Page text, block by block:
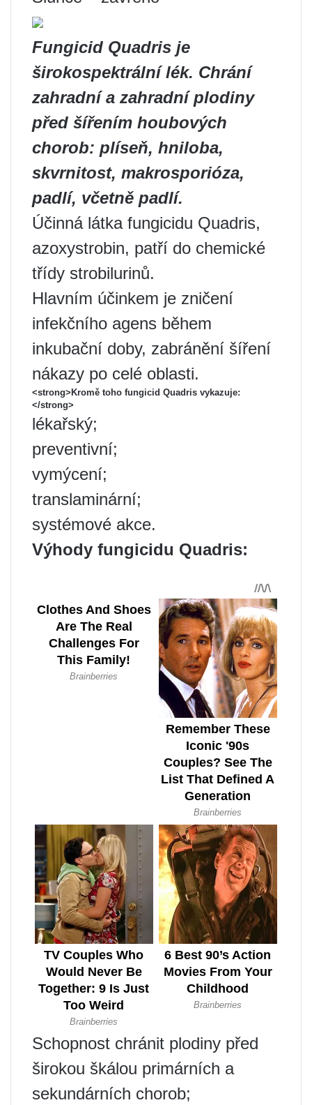
Fungicid Quadris je
širokospektrální lék. Chrání
zahradní a zahradní plodiny
před šířením houbových
chorob: plíseň, hniloba,
skvrnitost, makrosporióza,
padlí, včetně padlí.
Účinná látka fungicidu Quadris,
azoxystrobin, patří do chemické
třídy strobilurinů.
Hlavním účinkem je zničení
infekčního agens během
inkubační doby, zabránění šíření
nákazy po celé oblasti.
<strong>Kromě toho fungicid Quadris vykazuje:
</strong>
lékařský;
preventivní;
vymýcení;
translaminární;
systémové akce.
Výhody fungicidu Quadris:
Schopnost chránit plodiny před
širokou škálou primárních a
sekundárních chorob;